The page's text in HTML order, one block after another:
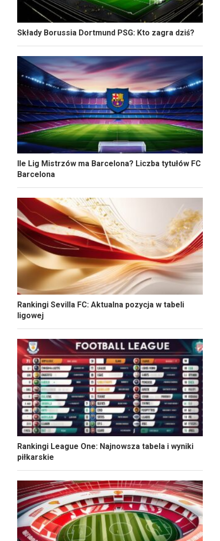
Składy Borussia Dortmund PSG: Kto zagra dziś?
Ile Lig Mistrzów ma Barcelona? Liczba tytułów FC
Barcelona
Rankingi Sevilla FC: Aktualna pozycja w tabeli
ligowej
Rankingi League One: Najnowsza tabela i wyniki
piłkarskie